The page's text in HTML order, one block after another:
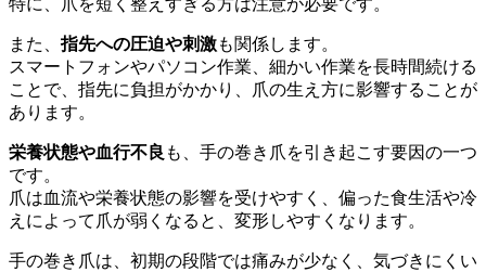
また、指先への圧迫や刺激も関係します。
スマートフォンやパソコン作業、細かい作業を長時間続ける
ことで、指先に負担がかかり、爪の生え方に影響することが
あります。
栄養状態や血行不良 も、手の巻き爪を引き起こす要因の一つ
です。
爪は血流や栄養状態の影響を受けやすく、偏った食生活や冷
えによって爪が弱くなると、変形しやすくなります。
手の巻き爪は、初期の段階では痛みが少なく、気づきにくい